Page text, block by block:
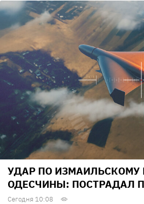
УДАР ПО ИЗМАИЛЬСКОМУ
ОДЕСЧИНЫ: ПОСТРАДАЛ
Сегодня 10:08